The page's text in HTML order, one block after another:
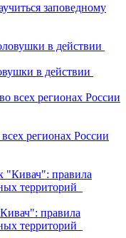
заповедному
в действии
регионах России
правила
территорий